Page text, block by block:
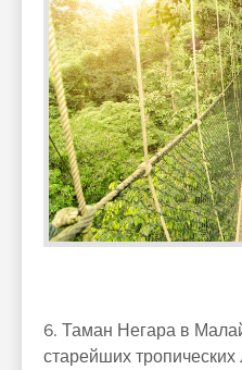
6. Таман Негара в
старейших